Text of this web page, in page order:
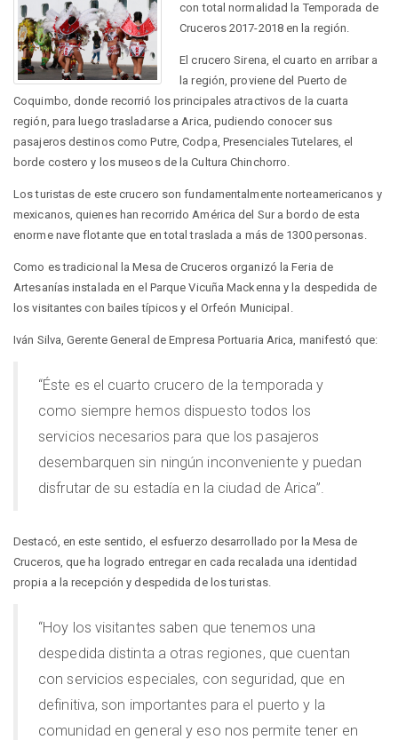
con total normalidad la Temporada de
Cruceros 2017-2018 en la región.
El crucero Sirena, el cuarto en arribar a
la región, proviene del Puerto de
Coquimbo, donde recorrió los principales atractivos de la cuarta
región, para luego trasladarse a Arica, pudiendo conocer sus
pasajeros destinos como Putre, Codpa, Presenciales Tutelares, el
borde costero y los museos de la Cultura Chinchorro.
Los turistas de este crucero son fundamentalmente norteamericanos y
mexicanos, quienes han recorrido América del Sur a bordo de esta
enorme nave flotante que en total traslada a más de 1300 personas.
Como es tradicional la Mesa de Cruceros organizó la Feria de
Artesanías instalada en el Parque Vicuña Mackenna y la despedida de
los visitantes con bailes típicos y el Orfeón Municipal.
Iván Silva, Gerente General de Empresa Portuaria Arica, manifestó que:
“Éste es el cuarto crucero de la temporada y
como siempre hemos dispuesto todos los
servicios necesarios para que los pasajeros
desembarquen sin ningún inconveniente y puedan
disfrutar de su estadía en la ciudad de Arica”.
Destacó, en este sentido, el esfuerzo desarrollado por la Mesa de
Cruceros, que ha logrado entregar en cada recalada una identidad
propia a la recepción y despedida de los turistas.
“Hoy los visitantes saben que tenemos una
despedida distinta a otras regiones, que cuentan
con servicios especiales, con seguridad, que en
definitiva, son importantes para el puerto y la
comunidad en general y eso nos permite tener en